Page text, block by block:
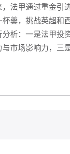
法甲通过重金引
羹，挑战英超和
析：一是法甲投
市场影响力，三